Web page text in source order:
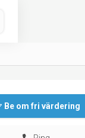
Be om fri värdering